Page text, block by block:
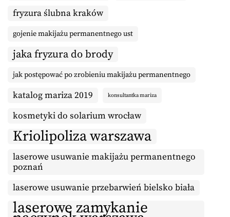
fryzura ślubna kraków
gojenie makijażu permanentnego ust
jaka fryzura do brody
jak postępować po zrobieniu makijażu permanentnego
katalog mariza 2019 konsultantka mariza
kosmetyki do solarium wrocław
Kriolipoliza warszawa
laserowe usuwanie makijażu permanentnego
poznań
laserowe usuwanie przebarwień bielsko biała
laserowe zamykanie